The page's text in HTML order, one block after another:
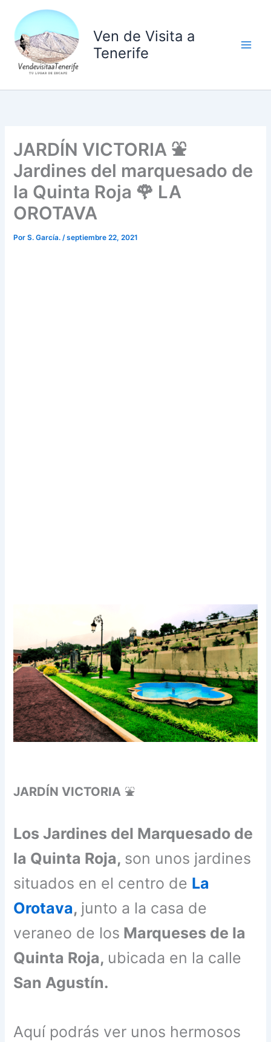
contenido
Ven de Visita a
Tenerife
JARDÍN VICTORIA ⛲
Jardines del marquesado de
la Quinta Roja 🌹 LA
OROTAVA
PorS. García./septiembre 22, 2021
JARDÍN VICTORIA ⛲
Los Jardines del Marquesado de
la Quinta Roja, son unos jardines
situados en el centro de La
Orotava, junto a la casa de
veraneo de los Marqueses de la
Quinta Roja, ubicada en la calle
San Agustín.
Aquí podrás ver unos hermosos